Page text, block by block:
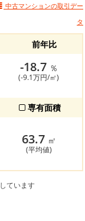
中古マンションの取引デー
タ
前年比
-18.7 ％
(-9.1万円/㎡)
専有面積
63.7 ㎡
(平均値)
しています